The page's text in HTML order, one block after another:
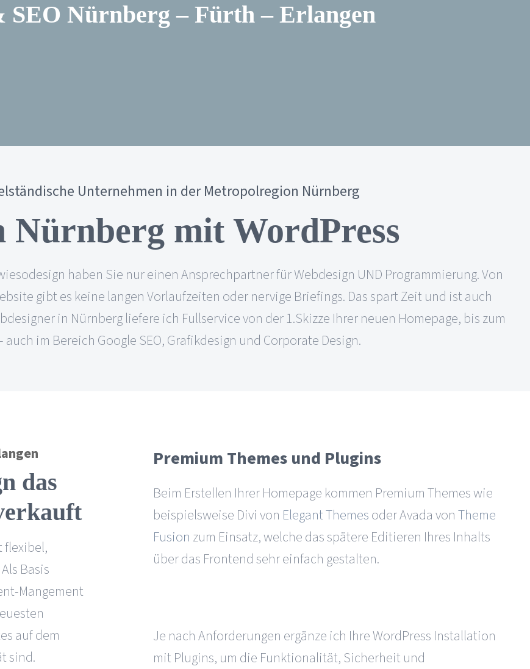
SEO Nürnberg – Fürth – Erlangen
Unternehmen in der Metropolregion Nürnberg
Nürnberg mit WordPress
haben Sie nur einen Ansprechpartner für Webdesign UND Programmierung. Von
gibt es keine langen Vorlaufzeiten oder nervige Briefings. Das spart Zeit und ist auch
in Nürnberg liefere ich Fullservice von der 1.Skizze Ihrer neuen Homepage, bis zum
im Bereich Google SEO, Grafikdesign und Corporate Design.
das
flexibel,
Basis
Mangement
auf dem
sind.
Premium Themes und Plugins
Beim Erstellen Ihrer Homepage kommen Premium Themes wie
beispielsweise Divi von Elegant Themesoder Avada vonTheme
Fusion zum Einsatz, welche das spätere Editieren Ihres Inhalts
über das Frontend sehr einfach gestalten.
Je nach Anforderungen ergänze ich Ihre WordPress Installation
mit Plugins, um die Funktionalität, Sicherheit und